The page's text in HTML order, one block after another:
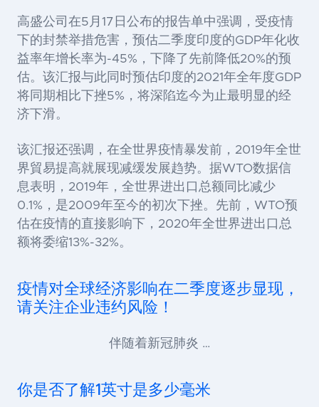
高盛公司在5月17日公布的报告单中强调，受疫情
下的封禁举措危害，预估二季度印度的GDP年化收
益率年增长率为-45%，下降了先前降低20%的预
估。该汇报与此同时预估印度的2021年全年度GDP
将同期相比下挫5%，将深陷迄今为止最明显的经
济下滑。
该汇报还强调，在全世界疫情暴发前，2019年全世
界貿易提高就展现减缓发展趋势。据WTO数据信
息表明，2019年，全世界进出口总额同比减少
0.1%，是2009年至今的初次下挫。先前，WTO预
估在疫情的直接影响下，2020年全世界进出口总
额将委缩13%-32%。
疫情对全球经济影响在二季度逐步显现，
请关注企业违约风险！
伴随着新冠肺炎 …
你是否了解1英寸是多少毫米